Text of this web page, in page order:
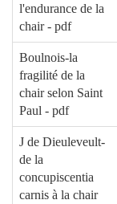
l'endurance de la
chair - pdf
Boulnois-la
fragilité de la
chair selon Saint
Paul - pdf
J de Dieuleveult-
de la
concupiscentia
carnis à la chair